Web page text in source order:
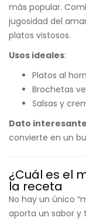
más popular.
jugosidad del
platos vistosos.
Usos ideales:
Platos al
Brochetas
Salsas y
Dato interesante
convierte en un
¿Cuál es el
la receta
No hay un único
aporta un sabor y